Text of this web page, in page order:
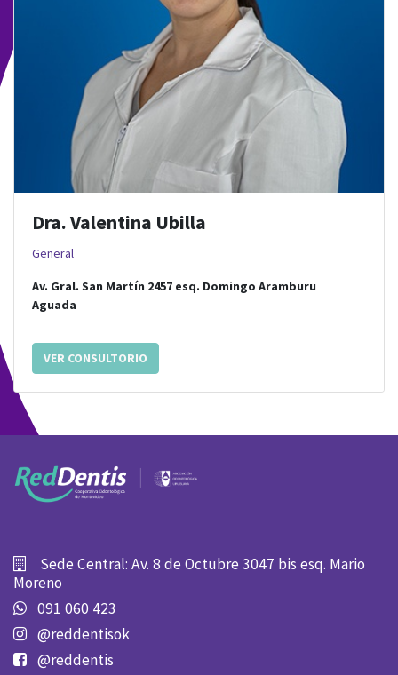
Dra. Valentina Ubilla
General
Av. Gral. San Martín 2457 esq. Domingo Aramburu
Aguada
VER CONSULTORIO
Sede Central: Av. 8 de Octubre 3047 bis esq. Mario
Moreno
091 060 423
@reddentisok
@reddentis